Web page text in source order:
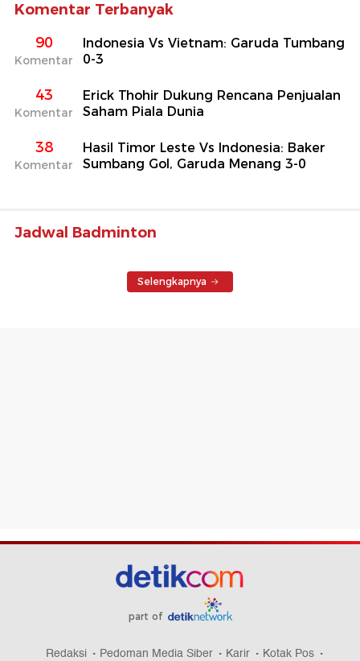
Komentar Terbanyak
90
Komentar
Indonesia Vs Vietnam: Garuda Tumbang
0-3
43
Komentar
Erick Thohir Dukung Rencana Penjualan
Saham Piala Dunia
38
Komentar
Hasil Timor Leste Vs Indonesia: Baker
Sumbang Gol, Garuda Menang 3-0
Jadwal Badminton
Selengkapnya
part of
Redaksi Pedoman Media Siber Karir
Kotak Pos